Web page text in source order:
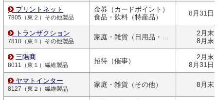
プリントネット
7805（東２）その他製品
金券（カードポイント）
食品・飲料（特産品）
8月31日
トランザクション
7818（東１）その他製品
家庭・雑貨（日用品・文房具）
2月末
8月末
三陽商
8011（東１）繊維製品
招待（催事）
2月末
8月31日
ヤマトインター
8127（東２）繊維製品
家庭・雑貨（その他） 8月末